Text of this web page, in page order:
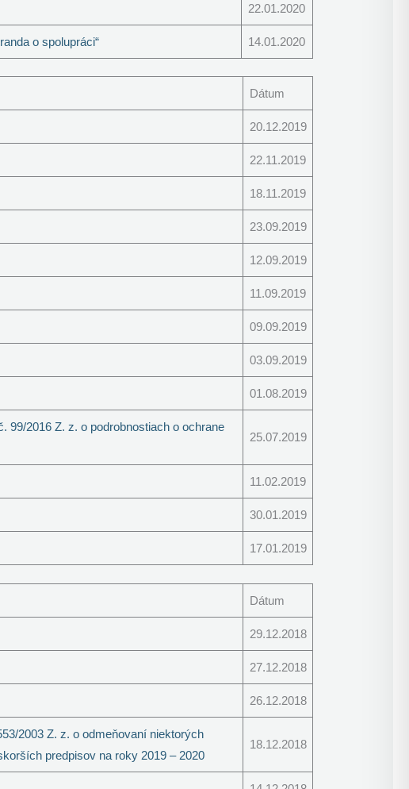
22.01.2020
o spolupráci“ 14.01.2020
Dátum
20.12.2019
22.11.2019
18.11.2019
23.09.2019
12.09.2019
11.09.2019
09.09.2019
03.09.2019
01.08.2019
2016 Z. z. o podrobnostiach o ochrane
25.07.2019
11.02.2019
30.01.2019
17.01.2019
Dátum
29.12.2018
27.12.2018
26.12.2018
2003 Z. z. o odmeňovaní niektorých
predpisov na roky 2019 – 2020
18.12.2018